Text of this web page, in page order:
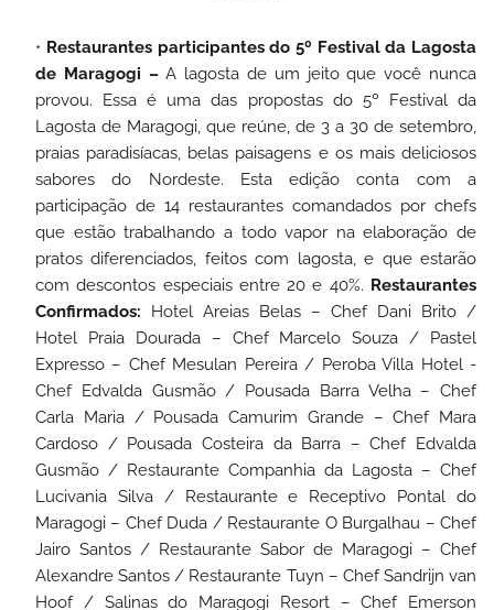
Restaurantes participantes do 5º Festival da Lagosta
de Maragogi –A lagosta de um jeito que você nunca
provou. Essa é uma das propostas do 5º Festival da
Lagosta de Maragogi, que reúne, de 3 a 30 de setembro,
praias paradisíacas, belas paisagens e os mais deliciosos
sabores do Nordeste.
Esta edição conta com a
participação de 14 restaurantes comandados por chefs
que estão trabalhando a todo vapor na elaboração de
pratos diferenciados, feitos com lagosta, e que estarão
com descontos especiais entre 20 e 40%. Restaurantes
Confirmados:
Hotel Areias Belas – Chef Dani Brito /
Hotel Praia Dourada – Chef Marcelo Souza / Pastel
Expresso – Chef Mesulan Pereira/ Peroba Villa Hotel -
Chef Edvalda Gusmão/ Pousada Barra Velha – Chef
Carla Maria/ Pousada Camurim Grande – Chef Mara
Cardoso / Pousada Costeira da Barra – Chef Edvalda
Gusmão / Restaurante Companhia da Lagosta – Chef
Lucivania Silva/ Restaurante e Receptivo Pontal do
Maragogi – Chef Duda / Restaurante O Burgalhau – Chef
Jairo Santos / Restaurante Sabor de Maragogi – Chef
Alexandre Santos / Restaurante Tuyn – Chef Sandrijn van
Hoof/ Salinas do Maragogi Resort – Chef Emerson